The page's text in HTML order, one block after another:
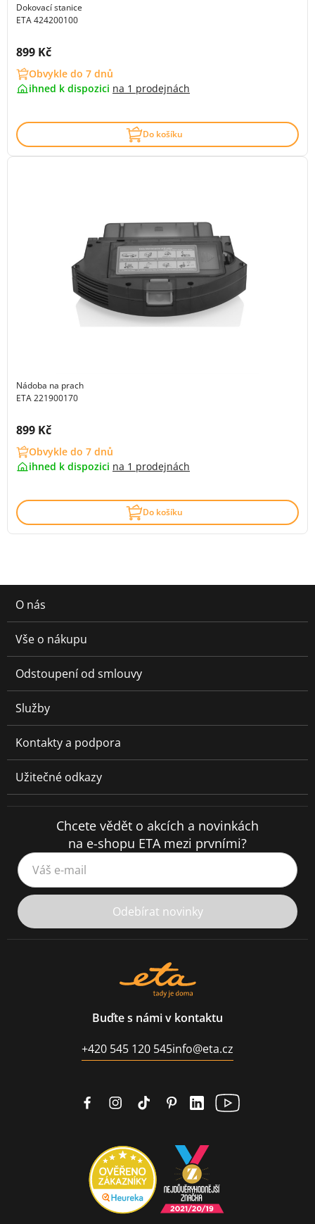
Dokovací stanice
ETA 424200100
Cena s DPH:
899 Kč
Obvykle do 7 dnů
ihned k dispozici na 1 prodejnách
Do košíku
Nádoba na prach
ETA 221900170
Cena s DPH:
899 Kč
Obvykle do 7 dnů
ihned k dispozici na 1 prodejnách
Do košíku
O nás
Vše o nákupu
Odstoupení od smlouvy
Služby
Kontakty a podpora
Užitečné odkazy
Chcete vědět o akcích a novinkách
na e-shopu ETA mezi prvními?
Váš e-mail
Odebírat novinky
Buďte s námi v kontaktu
+420 545 120 545info@eta.cz